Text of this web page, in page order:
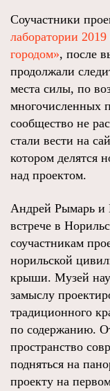
Соучастники
лаборатории
городом», после
продолжали
места силы, по
многочисленных
сообщество не
стали вести на
котором делятся
над проектом.
Андрей Рымарь и
встрече в
соучастникам
норильской
крыши. Музей
замыслу
традиционного
по содержанию.
пространство
подняться на
проекту на